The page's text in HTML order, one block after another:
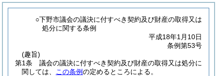
○下野市議会の議決に付すべき契約及び財産の取得又は
処分に関する条例
平成18年1月10日
条例第53号
(趣旨)
第1条
議会の議決に付すべき契約及び財産の取得又は処分に
関しては、
この条例の定めるところによる。